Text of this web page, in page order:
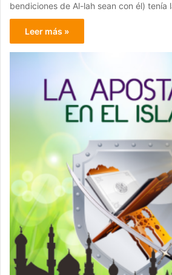
bendiciones de Al-lah sean con él) tenía
Leer más »